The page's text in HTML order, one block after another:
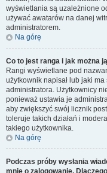
wyświetlania są uzależnione
używać awatarów na danej
administratorem.
Na górę
Co to jest ranga i jak można
Rangi wyświetlane pod
użytkownik napisał lub jaki
administratora. Użytkownicy
ponieważ ustawia je
aby zwiększyć swój licznik
toleruje takich działań i
takiego użytkownika.
Na górę
Podczas próby wysłania